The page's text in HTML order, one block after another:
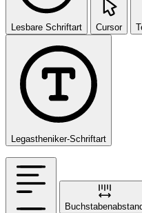
Lesbare Schriftart Cursor
Legastheniker-Schriftart